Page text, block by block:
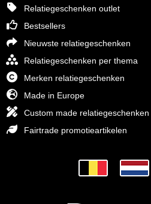
Relatiegeschenken outlet
Bestsellers
Nieuwste relatiegeschenken
Relatiegeschenken per thema
Merken relatiegeschenken
Made in Europe
Custom made relatiegeschenken
Fairtrade promotieartikelen